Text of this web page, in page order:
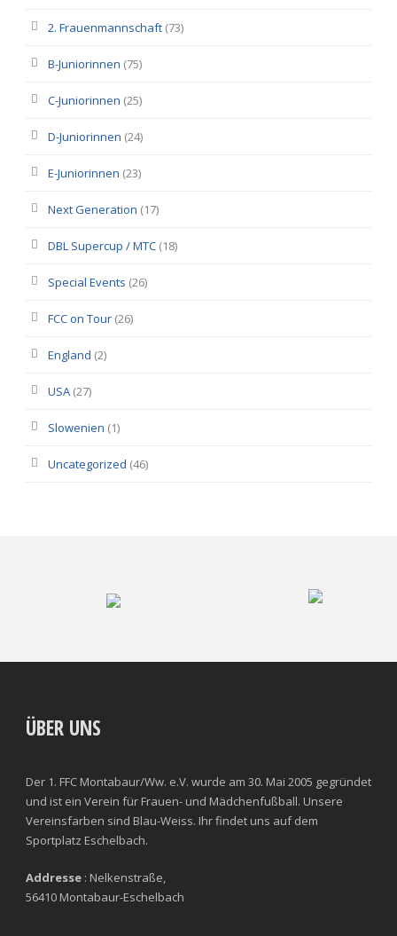
2. Frauenmannschaft (73)
B-Juniorinnen (75)
C-Juniorinnen (25)
D-Juniorinnen (24)
E-Juniorinnen (23)
Next Generation (17)
DBL Supercup / MTC (18)
Special Events (26)
FCC on Tour (26)
England (2)
USA (27)
Slowenien (1)
Uncategorized (46)
ÜBER UNS
Der 1. FFC Montabaur/Ww. e.V. wurde am 30. Mai 2005 gegründet
und ist ein Verein für Frauen- und Mädchenfußball. Unsere
Vereinsfarben sind Blau-Weiss. Ihr findet uns auf dem
Sportplatz Eschelbach.
Addresse : Nelkenstraße,
56410 Montabaur-Eschelbach